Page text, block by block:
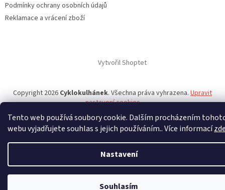
Tento web používá soubory cookie. Dalším procházením
webu vyjadřujete souhlas s jejich používáním.. Více informací
Nastavení
Souhlasím
Podmínky ochrany osobních údajů
Reklamace a vrácení zboží
Vytvořil Shoptet
Copyright 2026 Cyklokulhánek. Všechna práva vyhrazena. Upravit
nastavení cookies